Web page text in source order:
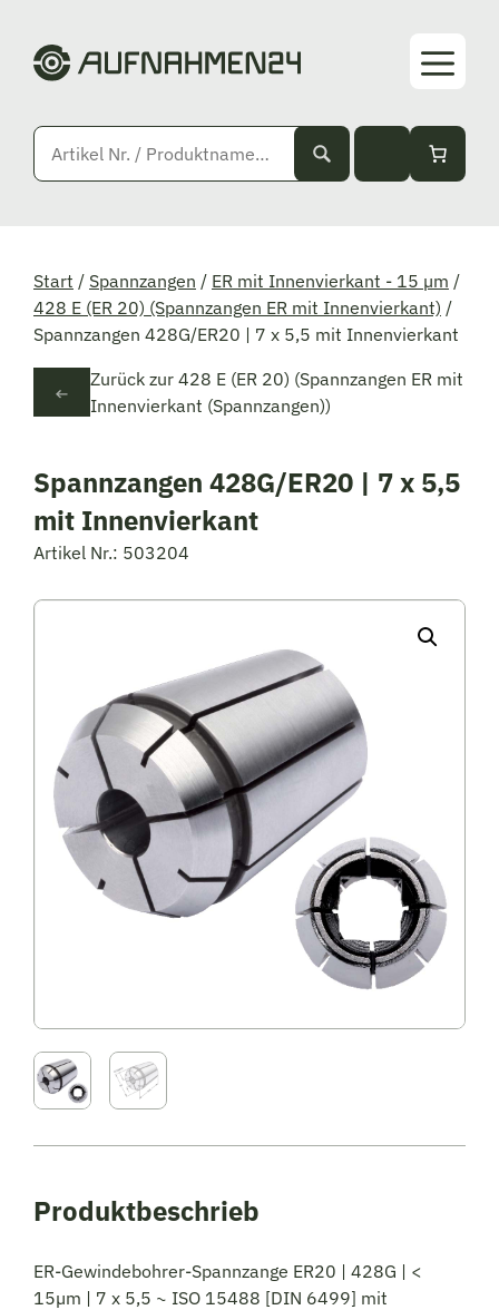
Inhalt
springen
Start / Spannzangen / ER mit Innenvierkant - 15 µm /
428 E (ER 20) (Spannzangen ER mit Innenvierkant) /
Spannzangen 428G/ER20 | 7 x 5,5 mit Innenvierkant
Zurück zur 428 E (ER 20) (Spannzangen ER mit
Innenvierkant (Spannzangen))
Spannzangen 428G/ER20 | 7 x 5,5
mit Innenvierkant
Artikel Nr.: 503204
ER-Gewindebohrer-Spannzange ER20 | 428G | <
15µm | 7 x 5,5 ~ ISO 15488 [DIN 6499] mit